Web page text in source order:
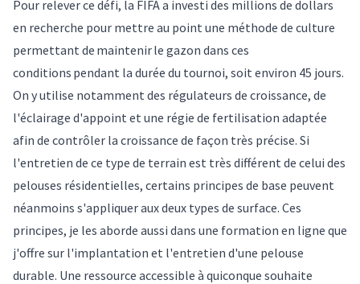
Pour relever ce défi, la FIFA a investi des millions de dollars
en recherche pour mettre au point une méthode de culture
permettant de maintenir le gazon dans ces
conditions pendant la durée du tournoi, soit environ 45 jours.
On y utilise notamment des régulateurs de croissance, de
l'éclairage d'appoint et une régie de fertilisation adaptée
afin de contrôler la croissance de façon très précise. Si
l'entretien de ce type de terrain est très différent de celui des
pelouses résidentielles, certains principes de base peuvent
néanmoins s'appliquer aux deux types de surface. Ces
principes, je les aborde aussi dans une formation en ligne que
j'offre sur l'implantation et l'entretien d'une pelouse
durable. Une ressource accessible à quiconque souhaite